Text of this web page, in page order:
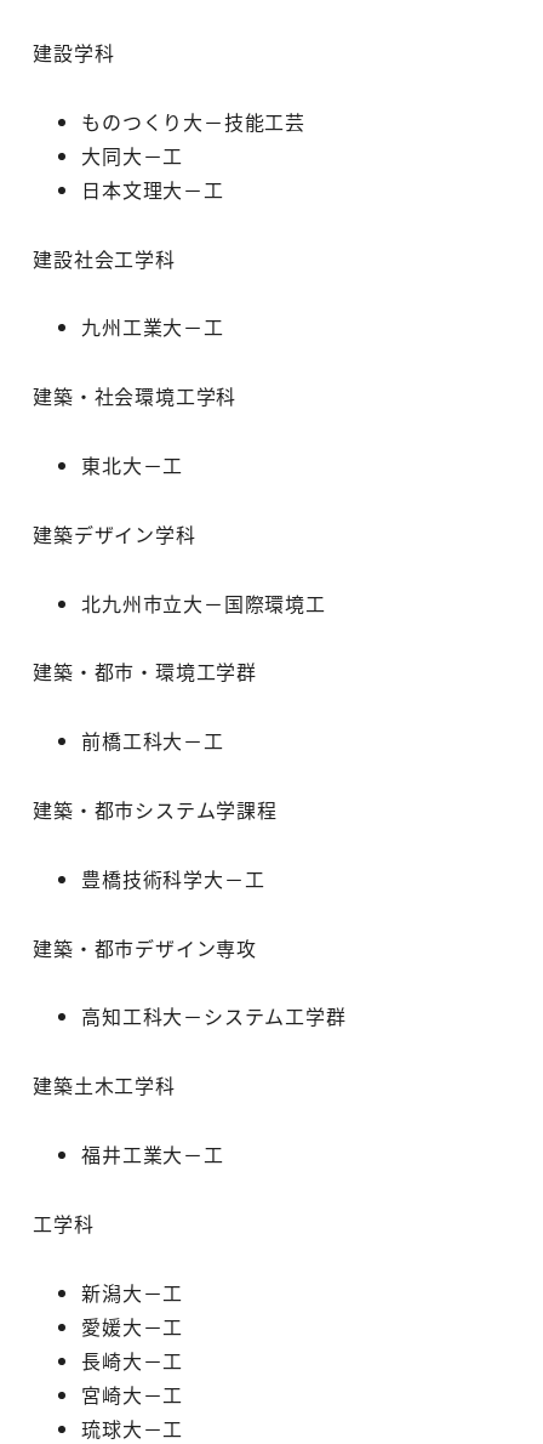
建設学科
ものつくり大－技能工芸
大同大－工
日本文理大－工
建設社会工学科
九州工業大－工
建築・社会環境工学科
東北大－工
建築デザイン学科
北九州市立大－国際環境工
建築・都市・環境工学群
前橋工科大－工
建築・都市システム学課程
豊橋技術科学大－工
建築・都市デザイン専攻
高知工科大－システム工学群
建築土木工学科
福井工業大－工
工学科
新潟大－工
愛媛大－工
長崎大－工
宮崎大－工
琉球大－工